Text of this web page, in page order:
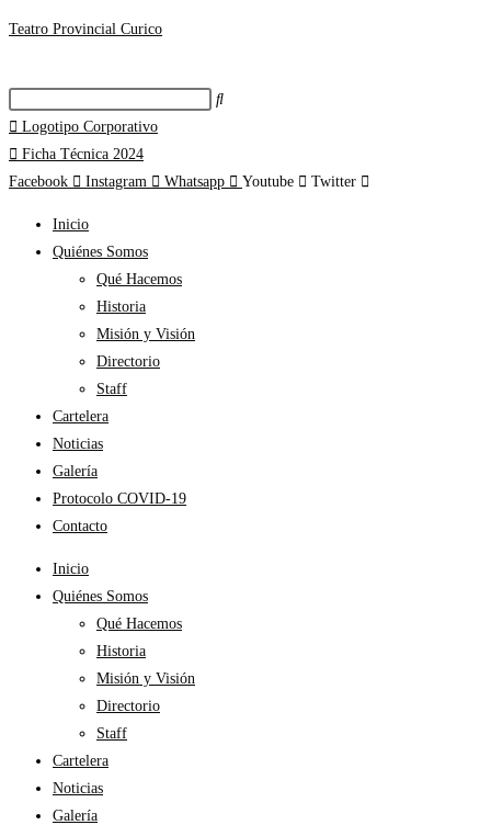
Teatro Provincial Curico
Logotipo Corporativo
Ficha Técnica 2024
Facebook
Instagram Whatsapp Youtube Twitter
Inicio
Quiénes Somos
Qué Hacemos
Historia
Misión y Visión
Directorio
Staff
Cartelera
Noticias
Galería
Protocolo COVID-19
Contacto
Inicio
Quiénes Somos
Qué Hacemos
Historia
Misión y Visión
Directorio
Staff
Cartelera
Noticias
Galería